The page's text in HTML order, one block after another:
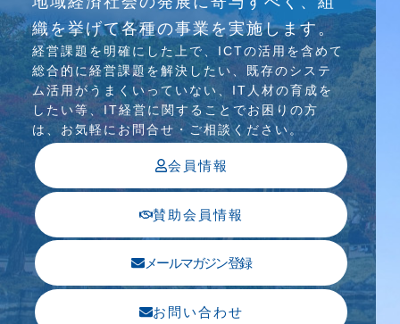
介護ソリューション研究会、WEB/SNS研究会を
行っています
織を挙げて各種の事業を実施します。
経営課題を明確にした上で、ICTの活⽤を含めて
総合的に経営課題を解決したい、既存のシステ
ム活⽤がうまくいっていない、IT⼈材の育成を
したい等、IT経営に関することでお困りの⽅
は、お気軽にお問合せ・ご相談ください。
会員情報
賛助会員情報
メールマガジン登録
お問い合わせ